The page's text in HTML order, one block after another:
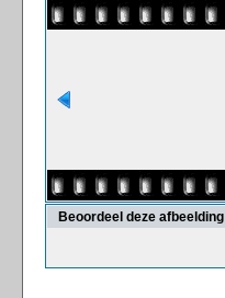
Beoordeel deze afbeelding